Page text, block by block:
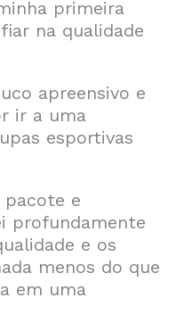
primeira
na qualidade
apreensivo e
ir a uma
esportivas
pacote e
profundamente
e os
menos do que
em uma